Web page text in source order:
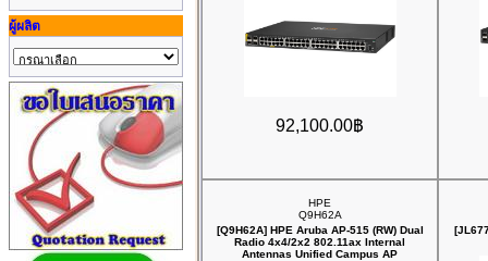
ผู้ผลิต
92,100.00฿
HPE
Q9H62A
[Q9H62A] HPE Aruba AP‑515 (RW) Dual
Radio 4x4/2x2 802.11ax Internal
Antennas Unified Campus AP